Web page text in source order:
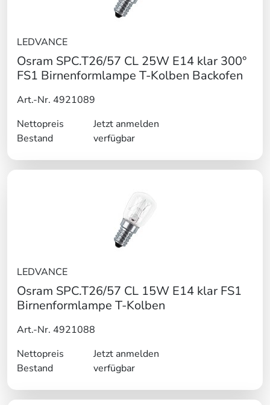
LEDVANCE
Osram SPC.T26/57 CL 25W E14 klar 300°
FS1 Birnenformlampe T-Kolben Backofen
Art.-Nr. 4921089
Nettopreis
Jetzt anmelden
Bestand
verfügbar
LEDVANCE
Osram SPC.T26/57 CL 15W E14 klar FS1
Birnenformlampe T-Kolben
Art.-Nr. 4921088
Nettopreis
Jetzt anmelden
Bestand
verfügbar